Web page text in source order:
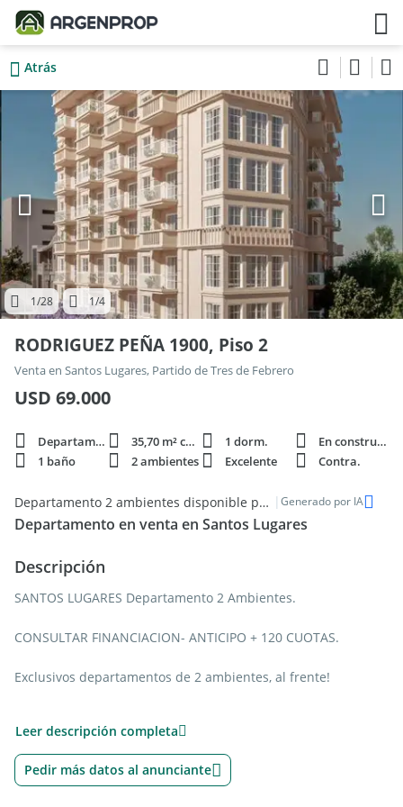
Atrás
1/28 1/4
RODRIGUEZ PEÑA 1900, Piso 2
Venta en Santos Lugares, Partido de Tres de Febrero
USD 69.000
Departamento 35,70 m² cubie. 1 dorm.
En construcción
1 baño
2 ambientes Excelente Contra.
Departamento 2 ambientes disponible para venta en Santos Lugares | Generado por IA
Departamento en venta en Santos Lugares
Descripción
SANTOS LUGARES Departamento 2 Ambientes.
CONSULTAR FINANCIACION- ANTICIPO + 120 CUOTAS.
Exclusivos departamentos de 2 ambientes, al frente!
integrada, balcón, baño completo y dormitorio con interior de
placard.
Leer descripción completa
Pedir más datos al anunciante